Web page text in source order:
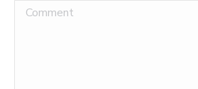
Comment